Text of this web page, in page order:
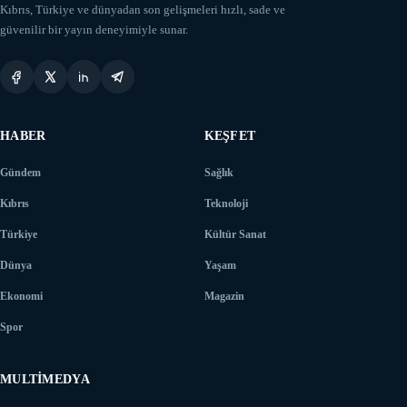
Kıbrıs, Türkiye ve dünyadan son gelişmeleri hızlı, sade ve
güvenilir bir yayın deneyimiyle sunar.
HABER
Gündem
Kıbrıs
Türkiye
Dünya
Ekonomi
Spor
KEŞFET
Sağlık
Teknoloji
Kültür Sanat
Yaşam
Magazin
MULTIMEDYA